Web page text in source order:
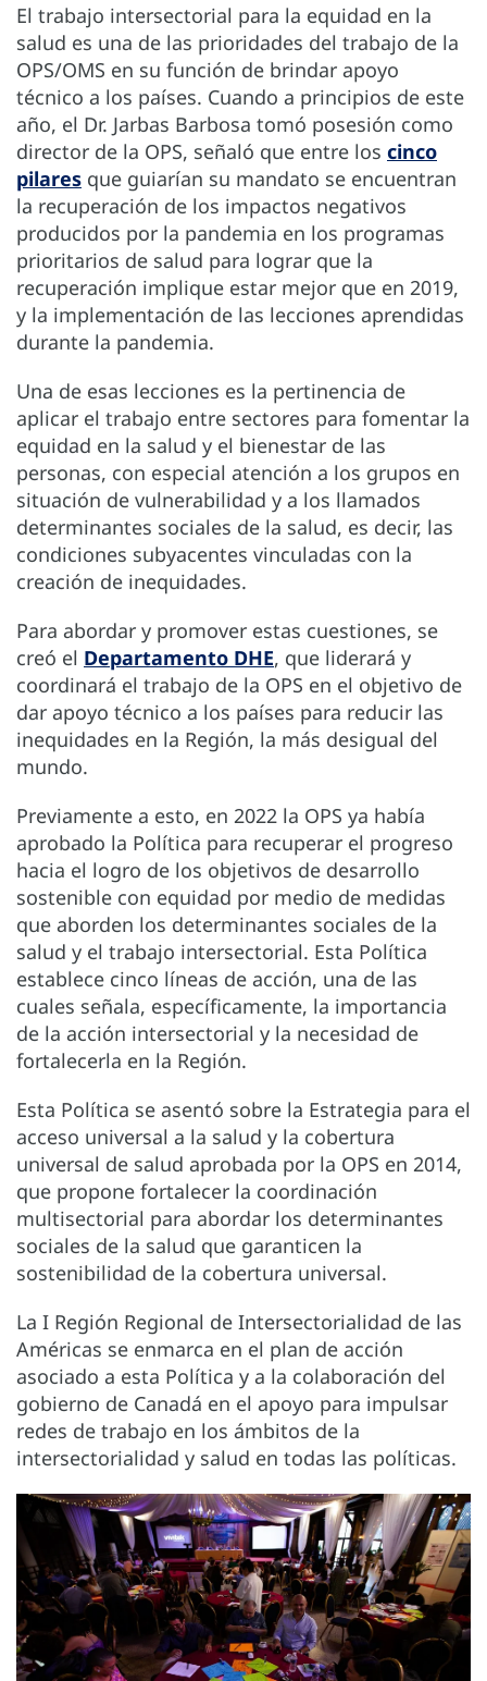
El trabajo intersectorial para la equidad en la
salud es una de las prioridades del trabajo de la
OPS/OMS en su función de brindar apoyo
técnico a los países. Cuando a principios de este
año, el Dr. Jarbas Barbosa tomó posesión como
director de la OPS, señaló que entre los cinco
pilares que guiarían su mandato se encuentran
la recuperación de los impactos negativos
producidos por la pandemia en los programas
prioritarios de salud para lograr que la
recuperación implique estar mejor que en 2019,
y la implementación de las lecciones aprendidas
durante la pandemia.
Una de esas lecciones es la pertinencia de
aplicar el trabajo entre sectores para fomentar la
equidad en la salud y el bienestar de las
personas, con especial atención a los grupos en
situación de vulnerabilidad y a los llamados
determinantes sociales de la salud, es decir, las
condiciones subyacentes vinculadas con la
creación de inequidades.
Para abordar y promover estas cuestiones, se
creó el Departamento DHE, que liderará y
coordinará el trabajo de la OPS en el objetivo de
dar apoyo técnico a los países para reducir las
inequidades en la Región, la más desigual del
mundo.
Previamente a esto, en 2022 la OPS ya había
aprobado la Política para recuperar el progreso
hacia el logro de los objetivos de desarrollo
sostenible con equidad por medio de medidas
que aborden los determinantes sociales de la
salud y el trabajo intersectorial. Esta Política
establece cinco líneas de acción, una de las
cuales señala, específicamente, la importancia
de la acción intersectorial y la necesidad de
fortalecerla en la Región.
Esta Política se asentó sobre la Estrategia para el
acceso universal a la salud y la cobertura
universal de salud aprobada por la OPS en 2014,
que propone fortalecer la coordinación
multisectorial para abordar los determinantes
sociales de la salud que garanticen la
sostenibilidad de la cobertura universal.
La I Región Regional de Intersectorialidad de las
Américas se enmarca en el plan de acción
asociado a esta Política y a la colaboración del
gobierno de Canadá en el apoyo para impulsar
redes de trabajo en los ámbitos de la
intersectorialidad y salud en todas las políticas.